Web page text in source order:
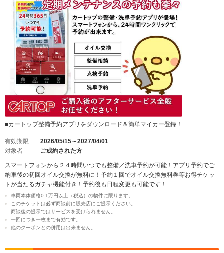
■カートップ整備予約アプリをダウンロード＆簡単マイカー登録！
有効期限
2026/05/15～2027/04/01
対象者
ご成約された方
スマートフォンから２４時間いつでも整備／洗車予約が可能！アプリ予約でご
納車後の初回オイル交換が無料に！予約１回でオイル交換無料券等お得チケッ
トが当たるガチャ機能付き！予約後も日程変更も可能です！
車両本体価格0.1万円以上（税込）の物件に限ります。
このチケットは必ず商談前に販売店にご提示ください。
商談後の提示ではサービスを受けられません。
一回につき一枚まで有効です。
他のクーポンとの併用は出来ません。